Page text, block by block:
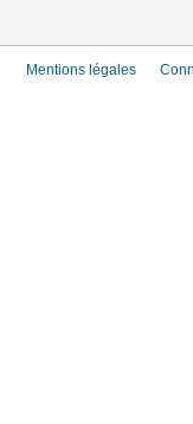
Mentions légales